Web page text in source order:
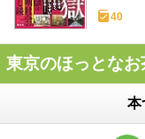
40
東京のほっとな
本